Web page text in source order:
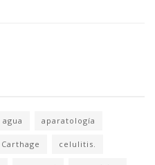
agua aparatología
Carthage celulitis.